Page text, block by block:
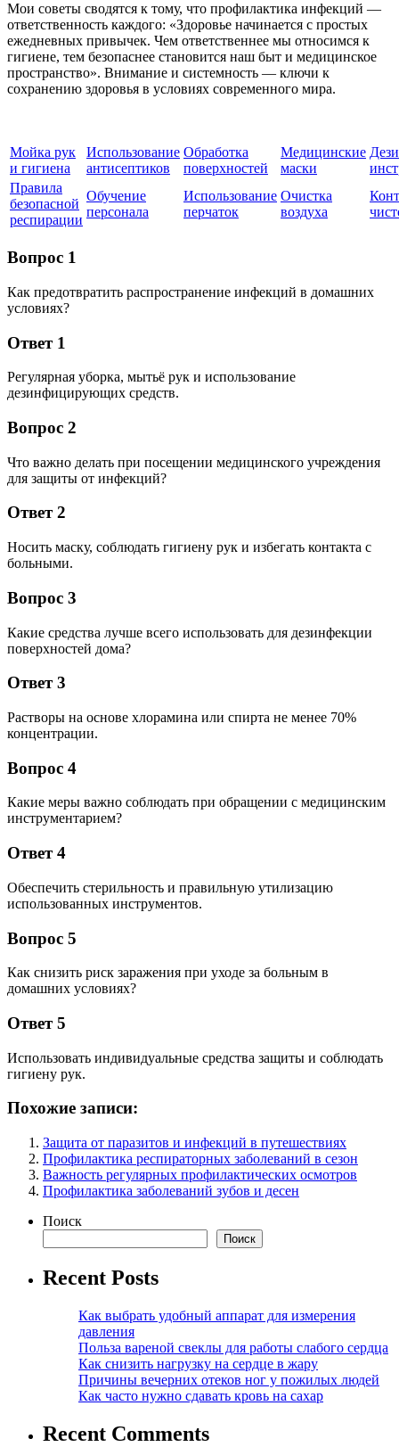
Мои советы сводятся к тому, что профилактика инфекций —
ответственность каждого: «Здоровье начинается с простых
ежедневных привычек. Чем ответственнее мы относимся к
гигиене, тем безопаснее становится наш быт и медицинское
пространство». Внимание и системность — ключи к
сохранению здоровья в условиях современного мира.
Мойка рук
и гигиена
Использование
антисептиков
Обработка
поверхностей
Медицинские
маски
Правила
безопасной
респирации
Обучение
персонала
Использование
перчаток
Очистка
воздуха
Вопрос 1
Как предотвратить распространение инфекций в домашних
условиях?
Ответ 1
Регулярная уборка, мытьё рук и использование
дезинфицирующих средств.
Вопрос 2
Что важно делать при посещении медицинского учреждения
для защиты от инфекций?
Ответ 2
Носить маску, соблюдать гигиену рук и избегать контакта с
больными.
Вопрос 3
Какие средства лучше всего использовать для дезинфекции
поверхностей дома?
Ответ 3
Растворы на основе хлорамина или спирта не менее 70%
концентрации.
Вопрос 4
Какие меры важно соблюдать при обращении с медицинским
инструментарием?
Ответ 4
Обеспечить стерильность и правильную утилизацию
использованных инструментов.
Вопрос 5
Как снизить риск заражения при уходе за больным в
домашних условиях?
Ответ 5
Использовать индивидуальные средства защиты и соблюдать
гигиену рук.
Похожие записи:
Защита от паразитов и инфекций в путешествиях
Профилактика респираторных заболеваний в сезон
Важность регулярных профилактических осмотров
Профилактика заболеваний зубов и десен
Поиск
Поиск
Recent Posts
Как выбрать удобный аппарат для измерения
давления
Польза вареной свеклы для работы слабого сердца
Как снизить нагрузку на сердце в жару
Причины вечерних отеков ног у пожилых людей
Как часто нужно сдавать кровь на сахар
Recent Comments